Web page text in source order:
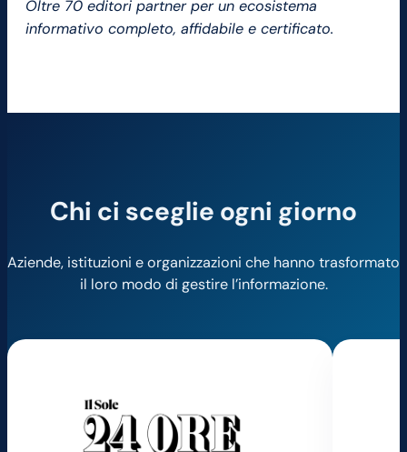
Oltre 70 editori partner per un ecosistema
informativo completo, affidabile e certificato.
Chi ci sceglie ogni giorno
Aziende, istituzioni e organizzazioni che hanno trasformato
il loro modo di gestire l’informazione.